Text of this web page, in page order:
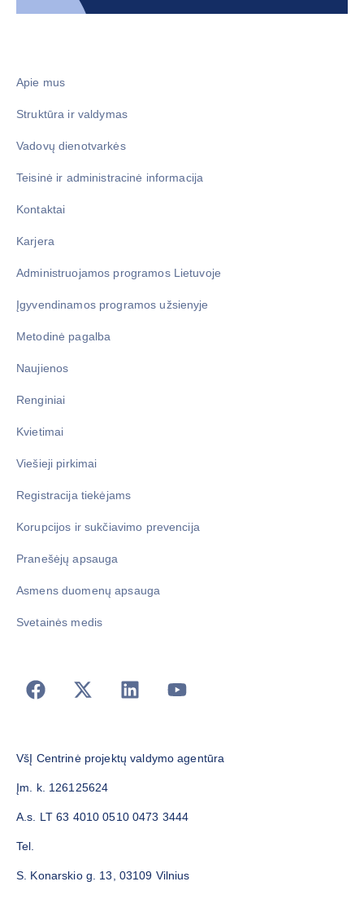
Apie mus
Struktūra ir valdymas
Vadovų dienotvarkės
Teisinė ir administracinė informacija
Kontaktai
Karjera
Administruojamos programos Lietuvoje
Įgyvendinamos programos užsienyje
Metodinė pagalba
Naujienos
Renginiai
Kvietimai
Viešieji pirkimai
Registracija tiekėjams
Korupcijos ir sukčiavimo prevencija
Pranešėjų apsauga
Asmens duomenų apsauga
Svetainės medis
VšĮ Centrinė projektų valdymo agentūra
Įm. k. 126125624
A.s. LT 63 4010 0510 0473 3444
Tel.
S. Konarskio g. 13, 03109 Vilnius